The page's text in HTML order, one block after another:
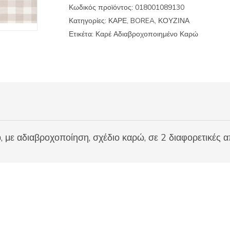
Κωδικός προϊόντος: 018001089130
Κατηγορίες: ΚΑΡΕ, BOREA, ΚΟΥΖΙΝΑ
Ετικέτα: Καρέ Αδιαβροχοποιημένο Καρώ
αδιαβροχοποίηση, σχέδιο καρώ, σε 2 διαφορετικές